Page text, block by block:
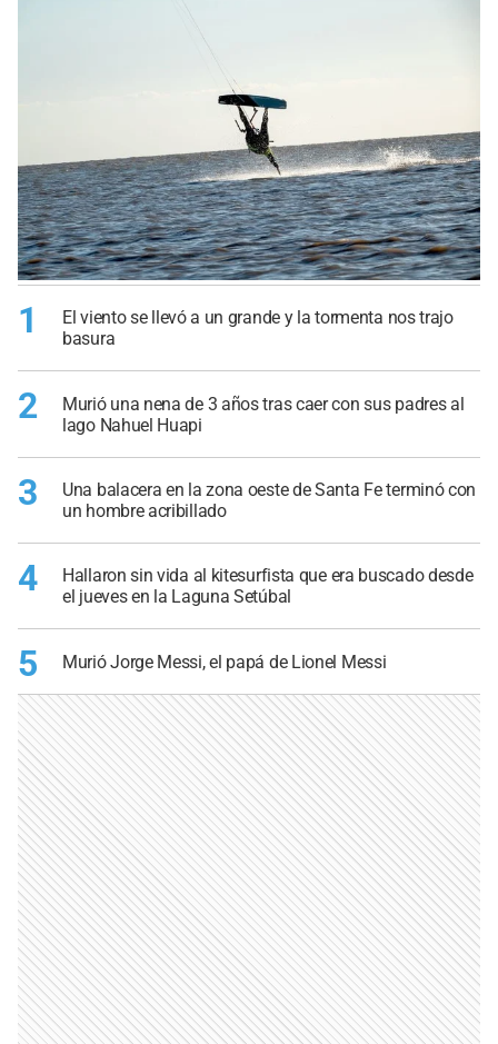
1
El viento se llevó a un grande y la tormenta nos trajo
basura
2
Murió una nena de 3 años tras caer con sus padres al
lago Nahuel Huapi
3
Una balacera en la zona oeste de Santa Fe terminó con
un hombre acribillado
4
Hallaron sin vida al kitesurfista que era buscado desde
el jueves en la Laguna Setúbal
5 Murió Jorge Messi, el papá de Lionel Messi